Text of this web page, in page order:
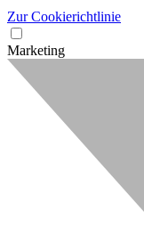
Zur Cookierichtlinie
Marketing